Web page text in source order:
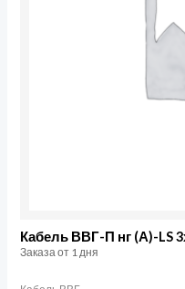
Кабель ВВГ-П нг (А)-LS
Заказа от 1 дня